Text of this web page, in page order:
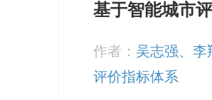
基于智能城市
作者： 吴志强、李
评价指标体系